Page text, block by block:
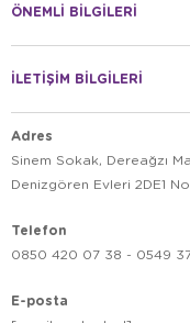
ÖNEMLİ BİLGİLERİ
İLETİŞİM BİLGİLERİ
Adres
Sinem Sokak, Dereağzı
Denizgören Evleri 2DE1
Telefon
0850 420 07 38 - 0549
E-posta